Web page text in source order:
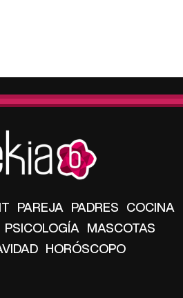
PAREJA PADRES COCINA
PSICOLOGÍA MASCOTAS
HORÓSCOPO